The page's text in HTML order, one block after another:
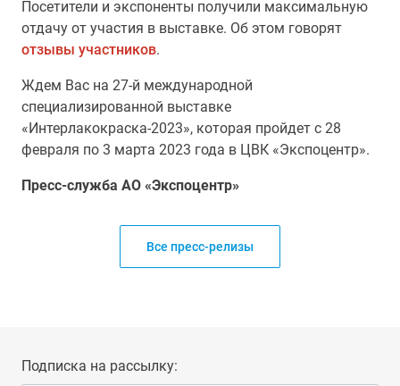
Посетители и экспоненты получили максимальную
отдачу от участия в выставке. Об этом говорят
отзывы участников.
Ждем Вас на 27-й международной
специализированной выставке
«Интерлакокраска-2023», которая пройдет с 28
февраля по 3 марта 2023 года в ЦВК «Экспоцентр».
Пресс-служба АО «Экспоцентр»
Все пресс-релизы
Подписка на рассылку: